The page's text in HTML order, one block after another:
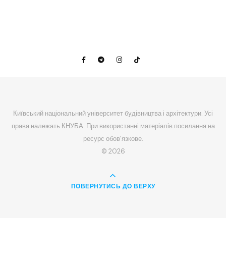
Київський національний університет будівництва і архітектури. Усі
права належать КНУБА. При використанні матеріалів посилання на
ресурс обов'язкове.
© 2026
ПОВЕРНУТИСЬ ДО ВЕРХУ